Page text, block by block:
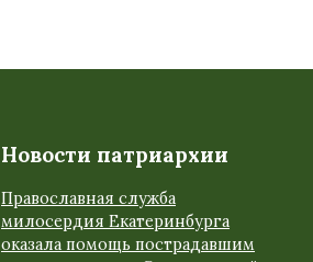
Новости патриархии
Православная служба
милосердия Екатеринбурга
оказала помощь пострадавшим